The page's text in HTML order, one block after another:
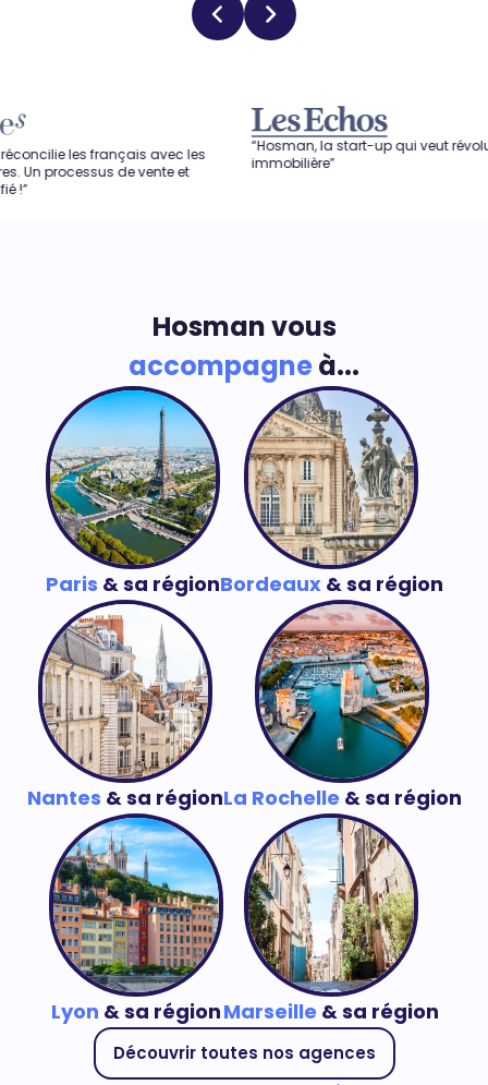
avec les
de vente et
“Hosman, la start-up qui veut révolutionner
immobilière”
Hosman vous
accompagneà...
Paris & sa régionBordeaux& sa région
Nantes & sa régionLa Rochelle & sa région
Lyon & sa régionMarseille & sa région
Découvrir toutes nos agences